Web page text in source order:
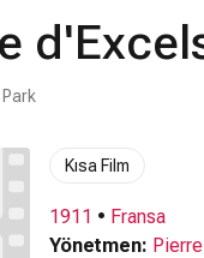
Kısa Film
1911 • Fransa
Yönetmen: